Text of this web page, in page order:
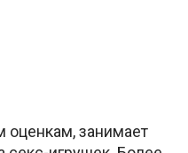
оценкам, занимает